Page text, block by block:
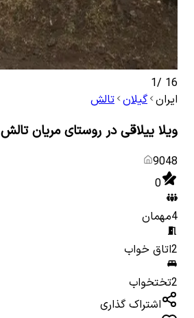
16
/
1
ایران گیلان تالش
ویلا ییلاقی در روستای مریان تالش
9048
0
4مهمان
2اتاق خواب
2تختخواب
اشتراک گذاری